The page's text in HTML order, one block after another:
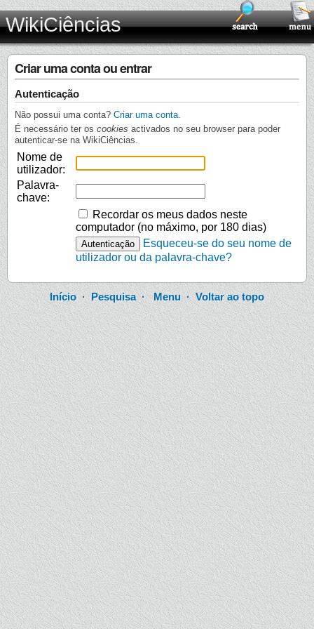
WikiCiências
Criar uma conta ou entrar
Autenticação
Não possui uma conta? Criar uma conta
É necessário ter os cookies activados no seu browser para poder
autenticar-se na WikiCiências.
Nome de
utilizador:
Palavra-
chave:
Recordar os meus dados neste
computador (no máximo, por 180 dias)
Esqueceu-se do seu nome de
utilizador ou da palavra-chave?
Início· Pesquisa·Menu ·Voltar ao topo